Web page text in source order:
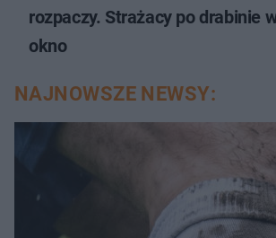
rozpaczy. Strażacy po drabinie
okno
NAJNOWSZE NEWSY: